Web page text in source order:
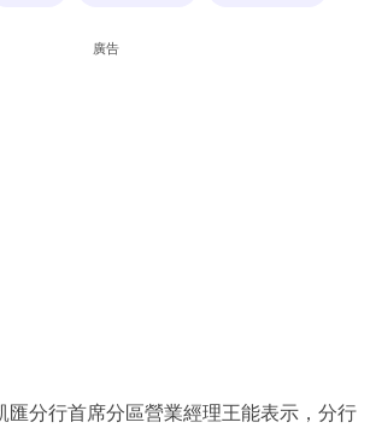
廣告
匯分行首席分區營業經理王能表示，分行